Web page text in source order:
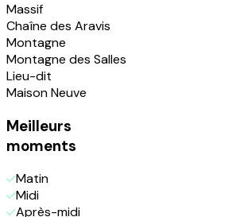
Massif
Chaîne des Aravis
Montagne
Montagne des Salles
Lieu-dit
Maison Neuve
Meilleurs
moments
Matin
Midi
Après-midi